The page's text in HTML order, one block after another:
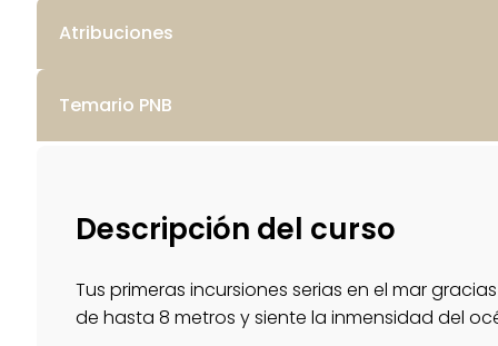
Atribuciones
Temario PNB
Descripción del curso
Tus primeras incursiones serias en el mar
de hasta 8 metros y siente la inmensidad del